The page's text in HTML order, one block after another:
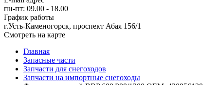
пн-пт: 09.00 - 18.00
График работы
г.Усть-Каменогорск, проспект Абая 156/1
Смотреть на карте
Главная
Запасные части
Запчасти для снегоходов
Запчасти на импортные снегоходы